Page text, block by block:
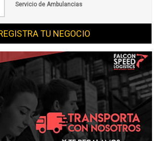
Servicio de Ambulancias
TU NEGOCIO